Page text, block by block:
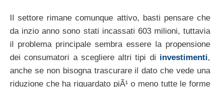
Il settore rimane comunque attivo, basti pensare che
da inzio anno sono stati incassati 603 milioni, tuttavia
il problema principale sembra essere la propensione
dei consumatori a scegliere altri tipi di investimenti,
anche se non bisogna trascurare il dato che vede una
riduzione che ha riguardato piÃ¹ o meno tutte le forme